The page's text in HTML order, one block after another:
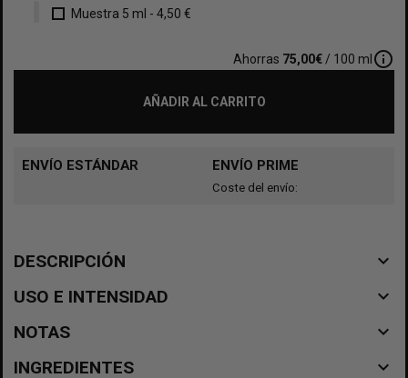
Muestra 5 ml - 4,50 €
Ahorras 75,00€ / 100 mlinfo_outline
AÑADIR AL CARRITO
ENVÍO ESTÁNDAR ENVÍO PRIME
Coste del envío:
DESCRIPCIÓN navigate_before
USO E INTENSIDAD navigate_before
NOTAS navigate_before
INGREDIENTES navigate_before